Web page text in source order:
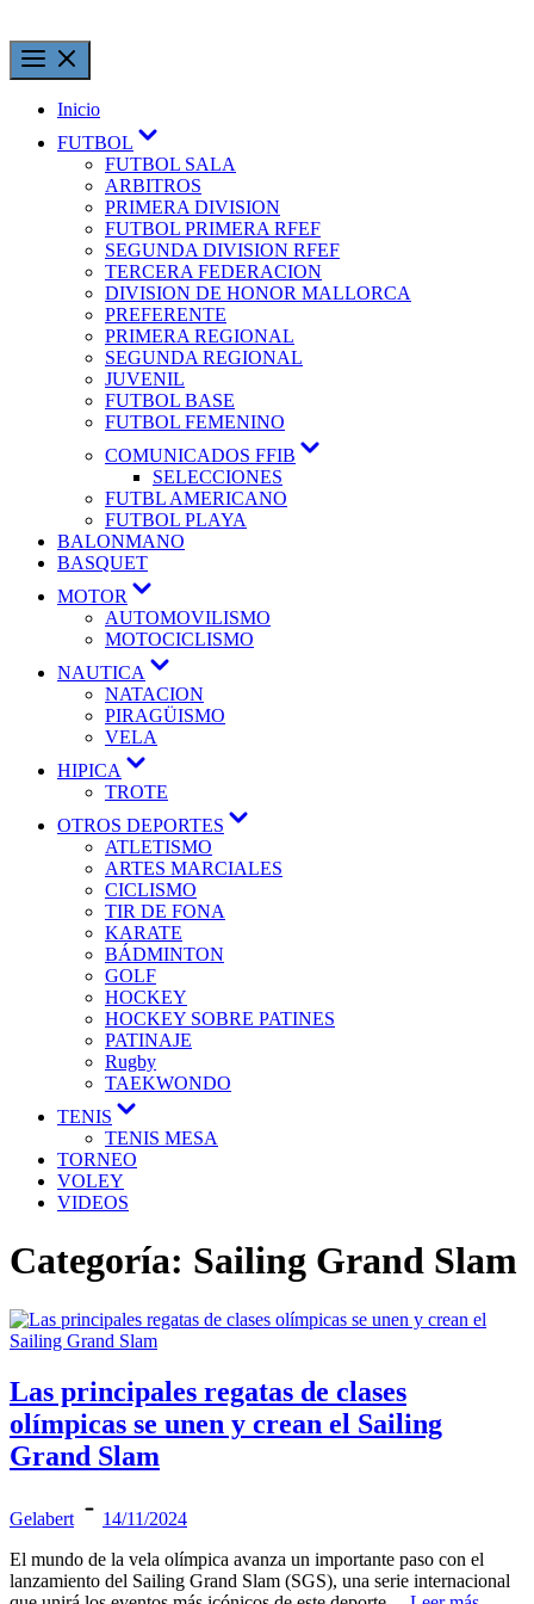
Inicio
FUTBOL
FUTBOL SALA
ARBITROS
PRIMERA DIVISION
FUTBOL PRIMERA RFEF
SEGUNDA DIVISION RFEF
TERCERA FEDERACION
DIVISION DE HONOR MALLORCA
PREFERENTE
PRIMERA REGIONAL
SEGUNDA REGIONAL
JUVENIL
FUTBOL BASE
FUTBOL FEMENINO
COMUNICADOS FFIB
SELECCIONES
FUTBL AMERICANO
FUTBOL PLAYA
BALONMANO
BASQUET
MOTOR
AUTOMOVILISMO
MOTOCICLISMO
NAUTICA
NATACION
PIRAGÜISMO
VELA
HIPICA
TROTE
OTROS DEPORTES
ATLETISMO
ARTES MARCIALES
CICLISMO
TIR DE FONA
KARATE
BÁDMINTON
GOLF
HOCKEY
HOCKEY SOBRE PATINES
PATINAJE
Rugby
TAEKWONDO
TENIS
TENIS MESA
TORNEO
VOLEY
VIDEOS
Categoría: Sailing Grand Slam
Las principales regatas de clases
olímpicas se unen y crean el Sailing
Grand Slam
Gelabert
14/11/2024
El mundo de la vela olímpica avanza un importante paso con el
lanzamiento del Sailing Grand Slam (SGS), una serie internacional